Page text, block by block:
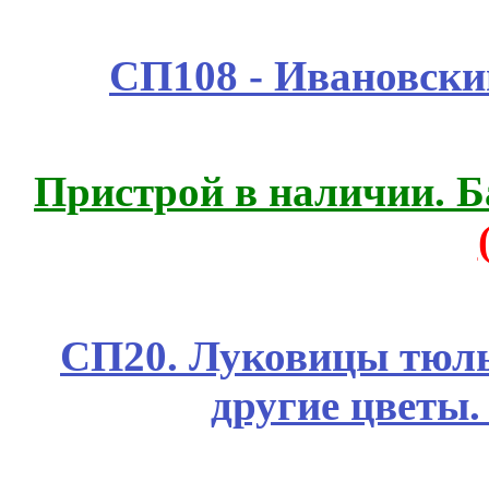
СП108 -
Пристрой в наличии.
СП20. Луковицы
другие